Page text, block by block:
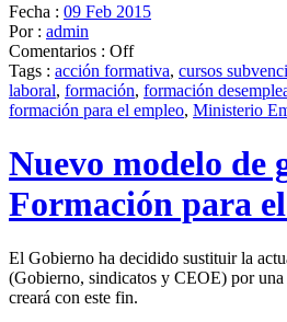
Fecha : 09 Feb 2015
Por : admin
Comentarios : Off
Tags : acción formativa, cursos
laboral, formación, formación
formación para el empleo, Ministerio
Nuevo modelo de
Formación para
El Gobierno ha decidido sustituir la
(Gobierno, sindicatos y CEOE) por una
creará con este fin.